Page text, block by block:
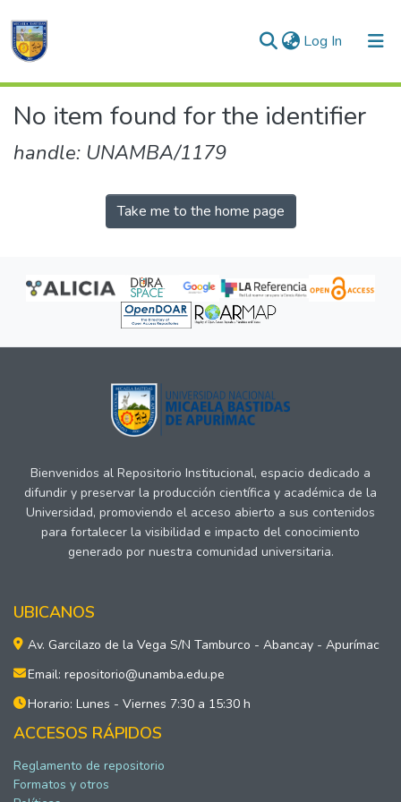
Log In (current)
Communities & Collections
No item found for the identifier
handle: UNAMBA/1179
Take me to the home page
Bienvenidos al Repositorio Institucional, espacio dedicado a
difundir y preservar la producción científica y académica de la
Universidad, promoviendo el acceso abierto a sus contenidos
para fortalecer la visibilidad e impacto del conocimiento
generado por nuestra comunidad universitaria.
UBICANOS
Av. Garcilazo de la Vega S/N Tamburco - Abancay - Apurímac
Email: repositorio@unamba.edu.pe
Horario: Lunes - Viernes 7:30 a 15:30 h
ACCESOS RÁPIDOS
Reglamento de repositorio
Formatos y otros